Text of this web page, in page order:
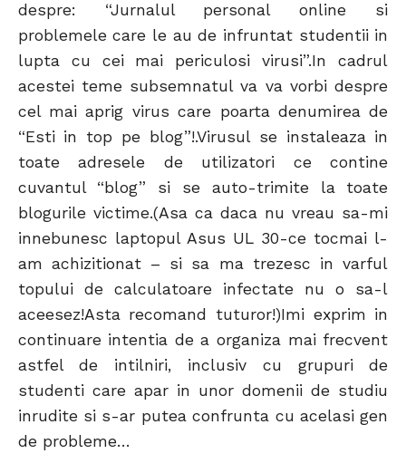
despre: “Jurnalul personal online si
problemele care le au de infruntat studentii in
lupta cu cei mai periculosi virusi”.In cadrul
acestei teme subsemnatul va va vorbi despre
cel mai aprig virus care poarta denumirea de
“Esti in top pe blog”!.Virusul se instaleaza in
toate adresele de utilizatori ce contine
cuvantul “blog” si se auto-trimite la toate
blogurile victime.(Asa ca daca nu vreau sa-mi
innebunesc laptopul Asus UL 30-ce tocmai l-
am achizitionat – si sa ma trezesc in varful
topului de calculatoare infectate nu o sa-l
aceesez!Asta recomand tuturor!)Imi exprim in
continuare intentia de a organiza mai frecvent
astfel de intilniri, inclusiv cu grupuri de
studenti care apar in unor domenii de studiu
inrudite si s-ar putea confrunta cu acelasi gen
de probleme…